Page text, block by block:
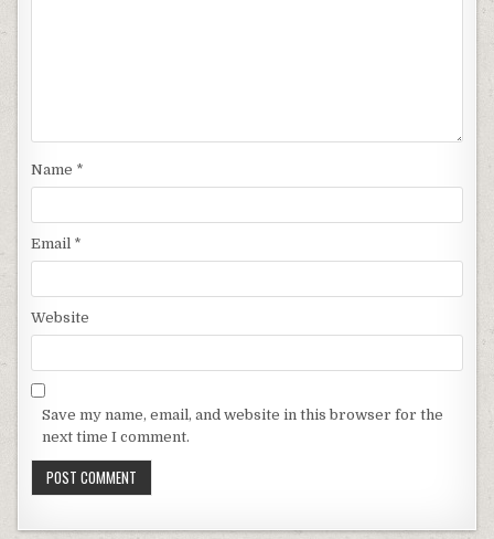
Name *
Email *
Website
Save my name, email, and website in this browser for the
next time I comment.